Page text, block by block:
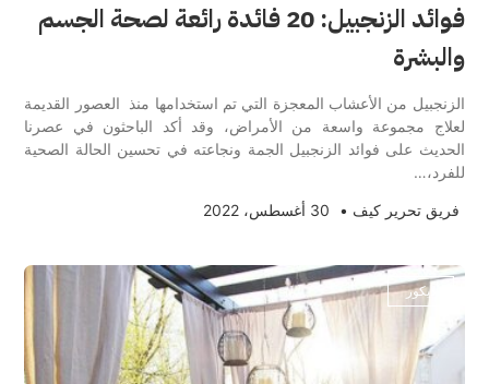
فوائد الزنجبيل: 20 فائدة رائعة لصحة الجسم
والبشرة
الزنجبيل من الأعشاب المعجزة التي تم استخدامها منذ العصور القديمة
لعلاج مجموعة واسعة من الأمراض، وقد أكد الباحثون في عصرنا
الحديث على فوائد الزنجبيل الجمة ونجاعته في تحسين الحالة الصحية
للفرد،…
فريق تحرير كيف • 30 أغسطس، 2022
ديكور